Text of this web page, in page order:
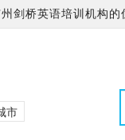
剑桥英语培训机构
市